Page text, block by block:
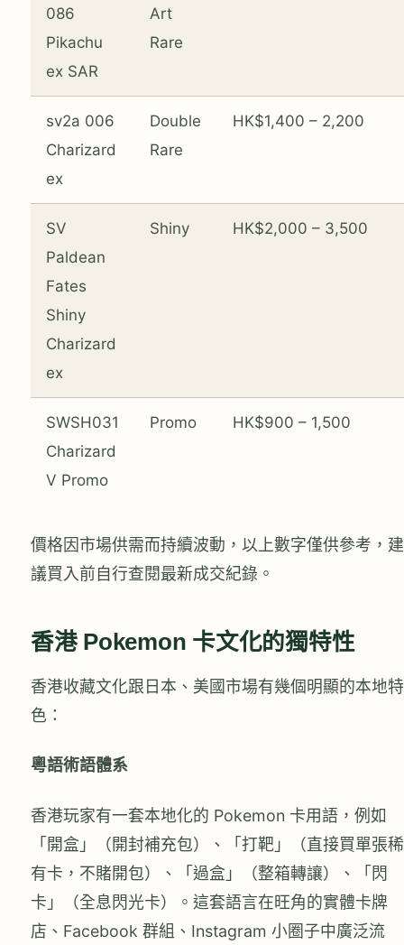
086
Pikachu
ex SAR
Art
Rare
sv2a 006
Charizard
ex
Double
Rare
HK$1,400 – 2,200
SV
Paldean
Fates
Shiny
Charizard
ex
Shiny HK$2,000 – 3,500
SWSH031
Charizard
V Promo
Promo HK$900 – 1,500
價格因市場供需而持續波動，以上數字僅供參考，建
議買入前自行查閱最新成交紀錄。
香港 Pokemon 卡文化的獨特性
香港收藏文化跟日本、美國市場有幾個明顯的本地特
色：
粵語術語體系
香港玩家有一套本地化的 Pokemon 卡用語，例如
「開盒」（開封補充包）、「打靶」（直接買單張稀
有卡，不賭開包）、「過盒」（整箱轉讓）、「閃
卡」（全息閃光卡）。這套語言在旺角的實體卡牌
店、Facebook 群組、Instagram 小圈子中廣泛流